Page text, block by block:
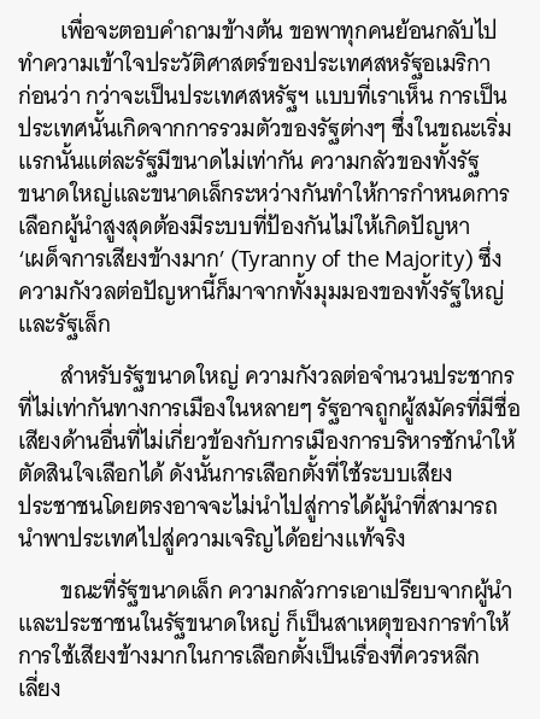
เพื่อจะตอบคำถามข้างต้น ขอพาทุกคนย้อนกลับไป
ทำความเข้าใจประวัติศาสตร์ของประเทศสหรัฐอเมริกา
ก่อนว่า กว่าจะเป็นประเทศสหรัฐฯ แบบที่เราเห็น การเป็น
ประเทศนั้นเกิดจากการรวมตัวของรัฐต่างๆ ซึ่งในขณะเริ่ม
แรกนั้นแต่ละรัฐมีขนาดไม่เท่ากัน ความกลัวของทั้งรัฐ
ขนาดใหญ่และขนาดเล็กระหว่างกันทำให้การกำหนดการ
เลือกผู้นำสูงสุดต้องมีระบบที่ป้องกันไม่ให้เกิดปัญหา
‘เผด็จการเสียงข้างมาก’ (Tyranny of the Majority) ซึ่ง
ความกังวลต่อปัญหานี้ก็มาจากทั้งมุมมองของทั้งรัฐใหญ่
และรัฐเล็ก
สำหรับรัฐขนาดใหญ่ ความกังวลต่อจำนวนประชากร
ที่ไม่เท่ากันทางการเมืองในหลายๆ รัฐอาจถูกผู้สมัครที่มีชื่อ
เสียงด้านอื่นที่ไม่เกี่ยวข้องกับการเมืองการบริหารชักนำให้
ตัดสินใจเลือกได้ ดังนั้นการเลือกตั้งที่ใช้ระบบเสียง
ประชาชนโดยตรงอาจจะไม่นำไปสู่การได้ผู้นำที่สามารถ
นำพาประเทศไปสู่ความเจริญได้อย่างแท้จริง
ขณะที่รัฐขนาดเล็ก ความกลัวการเอาเปรียบจากผู้นำ
และประชาชนในรัฐขนาดใหญ่ ก็เป็นสาเหตุของการทำให้
การใช้เสียงข้างมากในการเลือกตั้งเป็นเรื่องที่ควรหลีก
เลี่ยง